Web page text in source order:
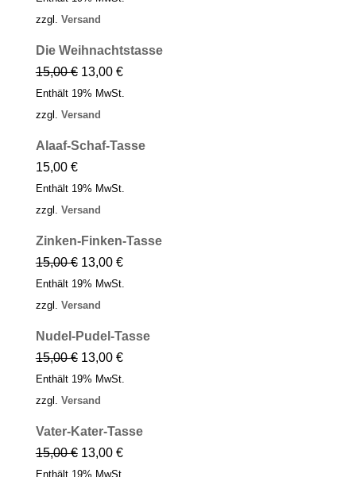
zzgl. Versand
Die Weih­nachts­tasse
15,00€ 13,00 €
Enthält 19% MwSt.
zzgl. Versand
Alaaf-Schaf-Tasse
15,00 €
Enthält 19% MwSt.
zzgl. Versand
Zinken-Finken-Tasse
15,00€ 13,00 €
Enthält 19% MwSt.
zzgl. Versand
Nudel-Pudel-Tasse
15,00€ 13,00 €
Enthält 19% MwSt.
zzgl. Versand
Vater-Kater-Tasse
15,00€ 13,00 €
Enthält 19% MwSt.